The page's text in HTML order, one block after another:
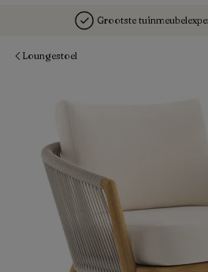
Grootste
Loungestoel